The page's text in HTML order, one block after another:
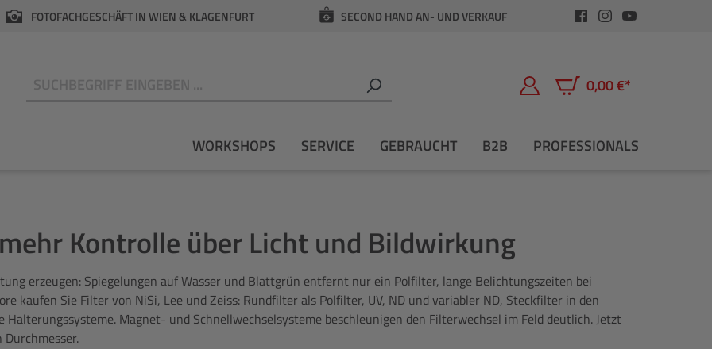
FOTOFACHGESCHÄFT IN WIEN & KLAGENFURT SECOND HAND AN- UND VERKAUF
0,00 €*
Warenkorb enthält 0
WORKSHOPS SERVICE GEBRAUCHT B2B PROFESSIONALS
Kontrolle über Licht und Bildwirkung
erzeugen: Spiegelungen auf Wasser und Blattgrün entfernt nur ein Polfilter, lange Belichtungszeiten bei
kaufen Sie Filter von NiSi, Lee und Zeiss: Rundfilter als Polfilter, UV, ND und variabler ND, Steckfilter in den
Magnet- und Schnellwechselsysteme beschleunigen den Filterwechsel im Feld deutlich. Jetzt